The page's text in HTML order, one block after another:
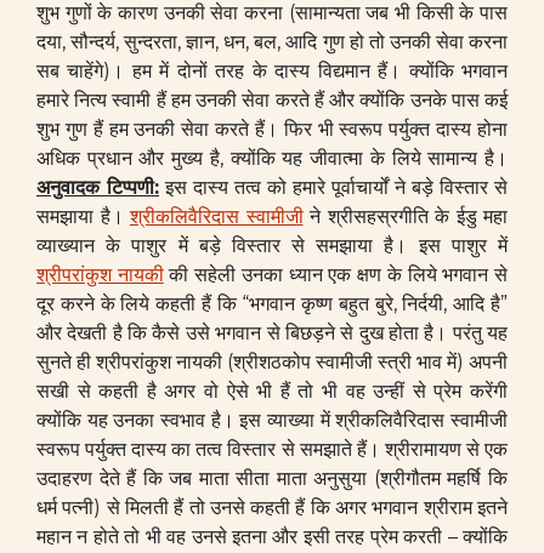
शुभ गुणों के कारण उनकी सेवा करना (सामान्यता जब भी किसी के पास
दया, सौन्दर्य, सुन्दरता, ज्ञान, धन, बल, आदि गुण हो तो उनकी सेवा करना
सब चाहेंगे)। हम में दोनों तरह के दास्य विद्यमान हैं। क्योंकि भगवान
हमारे नित्य स्वामी हैं हम उनकी सेवा करते हैं और क्योंकि उनके पास कई
शुभ गुण हैं हम उनकी सेवा करते हैं। फिर भी स्वरूप पर्युक्त दास्य होना
अधिक प्रधान और मुख्य है, क्योंकि यह जीवात्मा के लिये सामान्य है।
अनुवादक टिप्पणी: इस दास्य तत्व को हमारे पूर्वाचार्यों ने बड़े विस्तार से
समझाया है।श्रीकलिवैरिदास स्वामीजीने श्रीसहस्रगीति के ईडु महा
व्याख्यान के पाशुर में बड़े विस्तार से समझाया है। इस पाशुर में
श्रीपरांकुश नायकीकी सहेली उनका ध्यान एक क्षण के लिये भगवान से
दूर करने के लिये कहती हैं कि “भगवान कृष्ण बहुत बुरे, निर्दयी, आदि है”
और देखती है कि कैसे उसे भगवान से बिछड़ने से दुख होता है। परंतु यह
सुनते ही श्रीपरांकुश नायकी (श्रीशठकोप स्वामीजी स्त्री भाव में) अपनी
सखी से कहती है अगर वो ऐसे भी हैं तो भी वह उन्हीं से प्रेम करेंगी
क्योंकि यह उनका स्वभाव है। इस व्याख्या में श्रीकलिवैरिदास स्वामीजी
स्वरूप पर्युक्त दास्य का तत्व विस्तार से समझाते हैं। श्रीरामायण से एक
उदाहरण देते हैं कि जब माता सीता माता अनुसुया (श्रीगौतम महर्षि कि
धर्म पत्नी) से मिलती हैं तो उनसे कहती हैं कि अगर भगवान श्रीराम इतने
महान न होते तो भी वह उनसे इतना और इसी तरह प्रेम करती – क्योंकि